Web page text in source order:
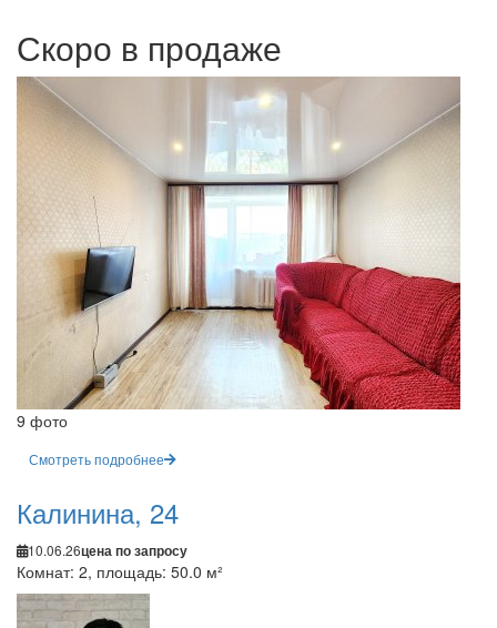
Скоро в продаже
9 фото
Смотреть подробнее
Калинина, 24
10.06.26цена по запросу
Комнат: 2, площадь: 50.0 м²